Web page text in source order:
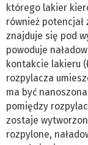
którego lakier
również potencjał
znajduje się pod
powoduje
kontakcie lakieru
rozpylacza
ma być
pomiędzy
zostaje
rozpylone,